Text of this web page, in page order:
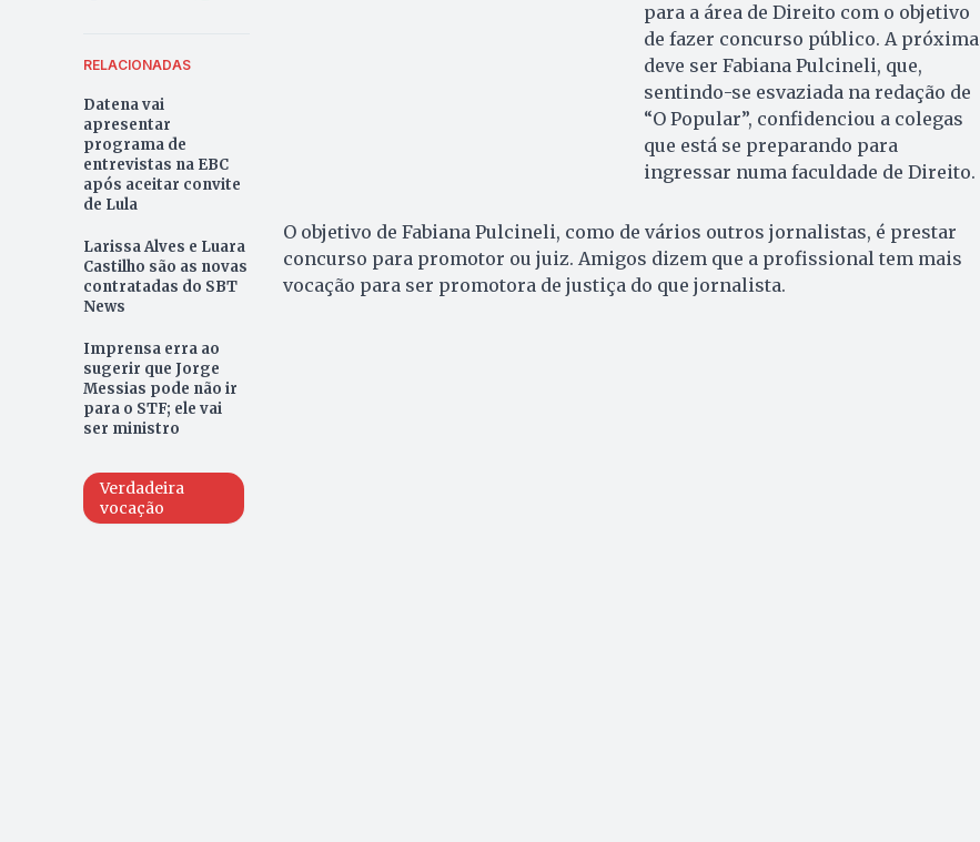
RELACIONADAS
Datena vai
apresentar
programa de
entrevistas na EBC
após aceitar convite
de Lula
Larissa Alves e Luara
Castilho são as novas
contratadas do SBT
News
Imprensa erra ao
sugerir que Jorge
Messias pode não ir
para o STF; ele vai
ser ministro
Verdadeira
vocação
para a área de Direito com o objetivo
de fazer concurso público. A próxima
deve ser Fabiana Pulcineli, que,
sentindo-se esvaziada na redação de
“O Popular”, confidenciou a colegas
que está se preparando para
ingressar numa faculdade de Direito.
O objetivo de Fabiana Pulcineli, como de vários outros jornalistas, é prestar
concurso para promotor ou juiz. Amigos dizem que a profissional tem mais
vocação para ser promotora de justiça do que jornalista.